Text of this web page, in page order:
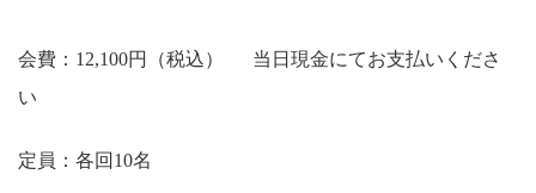
会費：12,100円（税込） 当日現金にてお支払いくださ
い
定員：各回10名